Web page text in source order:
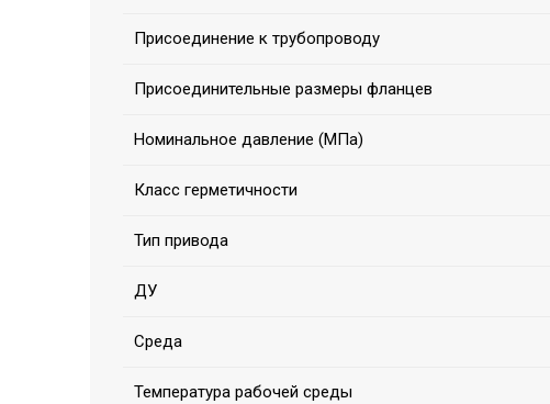
Присоединение к трубопроводу
Присоединительные размеры фланцев
Номинальное давление (МПа)
Класс герметичности
Тип привода
ДУ
Среда
Температура рабочей среды